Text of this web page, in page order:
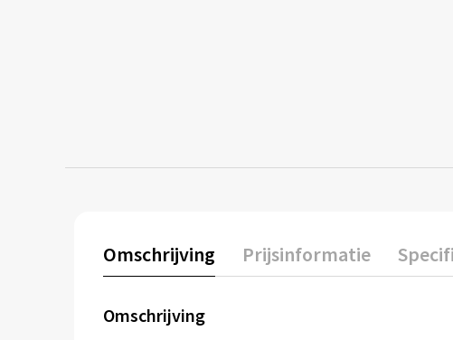
Omschrijving Prijsinformatie
Omschrijving